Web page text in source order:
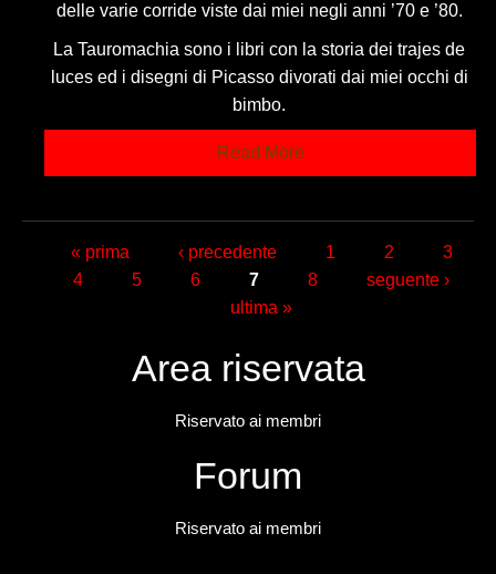
delle varie corride viste dai miei negli anni ’70 e ’80.
La Tauromachia sono i libri con la storia dei trajes de
luces ed i disegni di Picasso divorati dai miei occhi di
bimbo.
Read More
Pagine
« prima ‹ precedente 1 2
3
4
5 6 7 8
seguente ›
ultima »
Area riservata
Riservato ai membri
Forum
Riservato ai membri